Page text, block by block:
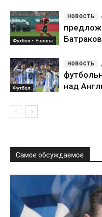
Футбол • Европа
Футбол
над
Самое обсуждаемое